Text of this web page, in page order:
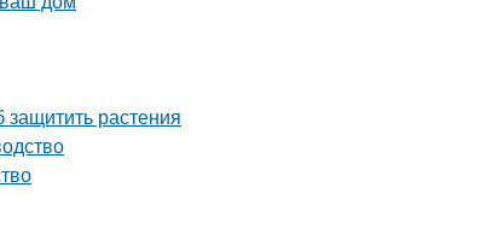
защитить растения